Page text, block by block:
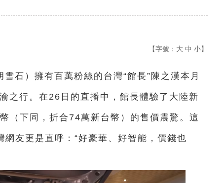
【字號： 大 中 小】
石）擁有百萬粉絲的台灣“館長”陳之漢本月
之行。在26日的直播中，館長體驗了大陸新
（下同，折合74萬新台幣）的售價震驚。這
友更是直呼：“好豪華、好智能，價錢也